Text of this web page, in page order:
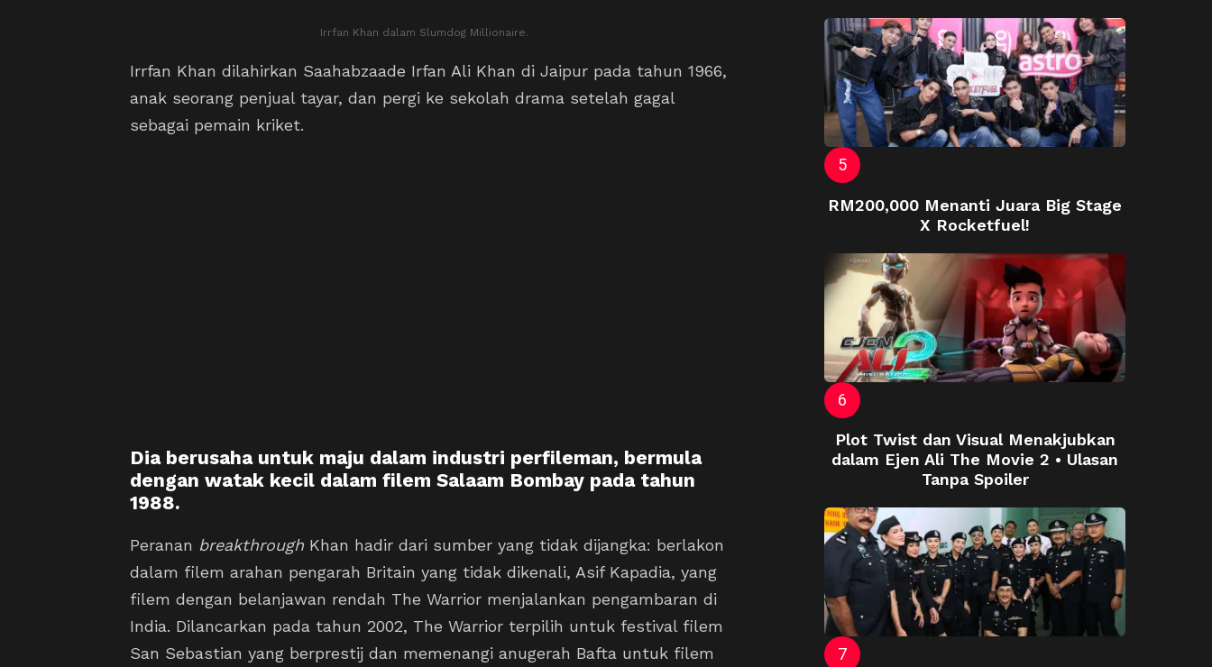
Irrfan Khan dalam Slumdog Millionaire.
Irrfan Khan dilahirkan Saahabzaade Irfan Ali Khan di Jaipur pada tahun 1966,
anak seorang penjual tayar, dan pergi ke sekolah drama setelah gagal
sebagai pemain kriket.
Dia berusaha untuk maju dalam industri perfileman, bermula
dengan watak kecil dalam filem Salaam Bombay pada tahun
1988.
Peranan breakthrough Khan hadir dari sumber yang tidak dijangka: berlakon
dalam filem arahan pengarah Britain yang tidak dikenali, Asif Kapadia, yang
filem dengan belanjawan rendah The Warrior menjalankan pengambaran di
India. Dilancarkan pada tahun 2002, The Warrior terpilih untuk festival filem
San Sebastian yang berprestij dan memenangi anugerah Bafta untuk filem
RM200,000 Menanti Juara Big Stage
X Rocketfuel!
Plot Twist dan Visual Menakjubkan
dalam Ejen Ali The Movie 2 • Ulasan
Tanpa Spoiler